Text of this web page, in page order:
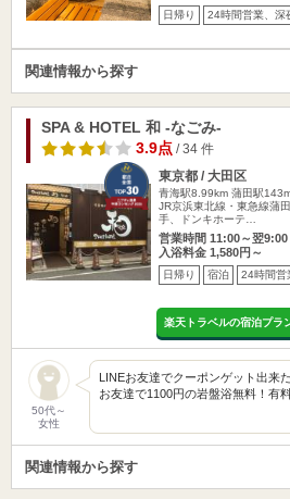
日帰り 24時間営業、深
関連情報から探す
SPA & HOTEL 和 -なごみ-
3.9点/ 34 件
東京都 / 大田区
青海駅8.99km 蒲田駅
JR京浜東北線・東急線蒲
手、ドンキホーテ…
営業時間 11:00～翌9:00
入浴料金 1,580円～
日帰り 宿泊 24時間営
楽天トラベルの宿泊プラ
50代～
女性
LINEお友達でクーポンゲット出来
お友達で1100円の岩盤浴無料！有
関連情報から探す